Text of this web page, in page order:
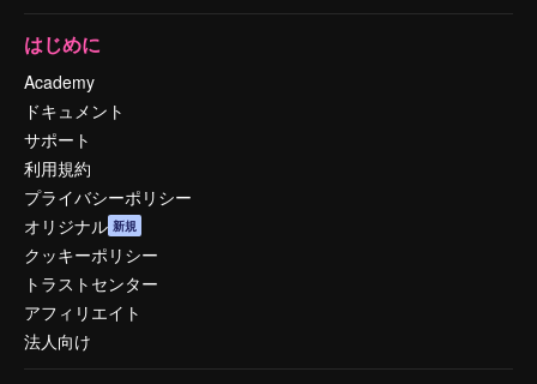
はじめに
Academy
ドキュメント
サポート
利用規約
プライバシーポリシー
オリジナル 新規
クッキーポリシー
トラストセンター
アフィリエイト
法人向け